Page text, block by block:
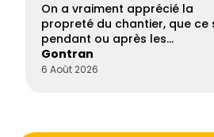
On a vraiment apprécié la
propreté du chantier, que ce
pendant ou après les…
Gontran
6 Août 2026